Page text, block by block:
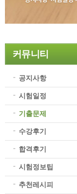
커뮤니티
공지사항
시험일정
기출문제
수강후기
합격후기
시험정보팁
추천레시피